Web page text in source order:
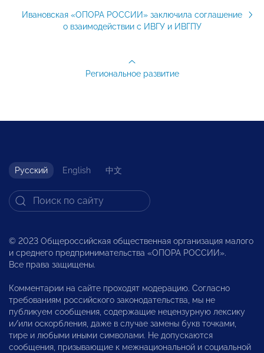
Ивановская «ОПОРА РОССИИ» заключила соглашение
о взаимодействии с ИВГУ и ИВГПУ
Региональное развитие
Русский English 中文
© 2023 Общероссийская общественная организация малого
и среднего предпринимательства «ОПОРА РОССИИ».
Все права защищены.
Комментарии на сайте проходят модерацию. Согласно
требованиям российского законодательства, мы не
публикуем сообщения, содержащие нецензурную лексику
и/или оскорбления, даже в случае замены букв точками,
тире и любыми иными символами. Не допускаются
сообщения, призывающие к межнациональной и социальной